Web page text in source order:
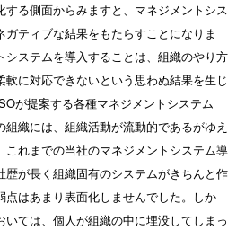
する側面からみますと、マネジメントシス
ティブな結果をもたらすことになりま
ステムを導入することは、組織のやり方
に対応できないという思わぬ結果を生じ
が提案する各種マネジメントシステム
織には、組織活動が流動的であるがゆえ
これまでの当社のマネジメントシステム導
歴が長く組織固有のシステムがきちんと作
点はあまり表面化しませんでした。しか
いては、個人が組織の中に埋没してしまっ